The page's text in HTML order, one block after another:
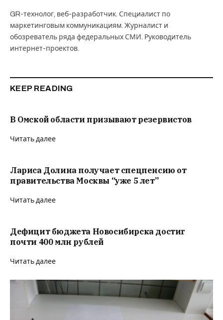
GR-технолог, веб-разработчик. Специалист по
маркетинговым коммуникациям. Журналист и
обозреватель ряда федеральных СМИ. Руководитель
интернет-проектов.
KEEP READING
В Омской области призывают резервистов
Читать далее
Лариса Долина получает спецпенсию от
правительства Москвы “уже 5 лет”
Читать далее
Дефицит бюджета Новосибирска достиг
почти 400 млн рублей
Читать далее